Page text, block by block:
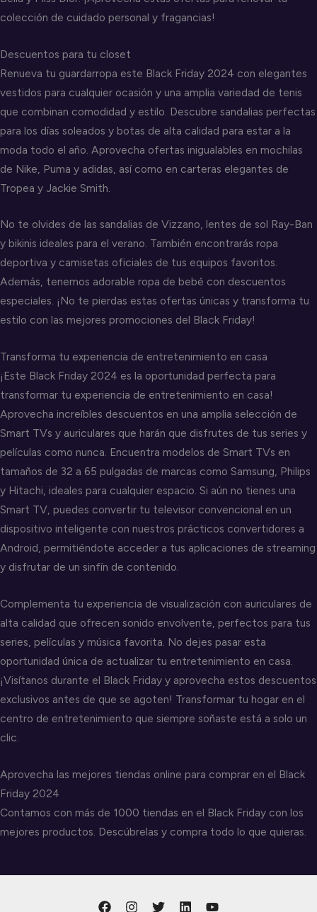
colección de cuidado personal y fragancias!
Descuentos para tu closet
Renueva tu guardarropa este Black Friday 2024 con elegantes
vestidos para cualquier ocasión y una amplia variedad de tenis
que combinan comodidad y estilo. Descubre sandalias perfectas
para los días soleados y botas de alta calidad para estar a la
moda todo el año. Aprovecha ofertas inigualables en mochilas
de Nike, Puma y adidas, así como en carteras elegantes de
Tropea y Jackie Smith.
No te olvides de las sandalias de Vizzano, lentes de sol Ray-Ban
y bikinis ideales para el verano. También encontrarás ropa
deportiva y camisetas oficiales de tus equipos favoritos.
Además, tenemos adorable ropa de bebé con descuentos
especiales. ¡No te pierdas estas ofertas únicas y transforma tu
estilo con las mejores promociones del Black Friday!
Transforma tu experiencia de entretenimiento en casa
¡Este Black Friday 2024 es la oportunidad perfecta para
transformar tu experiencia de entretenimiento en casa!
Aprovecha increíbles descuentos en una amplia selección de
Smart TVs y auriculares que harán que disfrutes de tus series y
películas como nunca. Encuentra modelos de Smart TVs en
tamaños de 32 a 65 pulgadas de marcas como Samsung, Philips
y Hitachi, ideales para cualquier espacio. Si aún no tienes una
Smart TV, puedes convertir tu televisor convencional en un
dispositivo inteligente con nuestros prácticos convertidores a
Android, permitiéndote acceder a tus aplicaciones de streaming
y disfrutar de un sinfín de contenido.
Complementa tu experiencia de visualización con auriculares de
alta calidad que ofrecen sonido envolvente, perfectos para tus
series, películas y música favorita. No dejes pasar esta
oportunidad única de actualizar tu entretenimiento en casa.
¡Visítanos durante el Black Friday y aprovecha estos descuentos
exclusivos antes de que se agoten! Transformar tu hogar en el
centro de entretenimiento que siempre soñaste está a solo un
clic.
Aprovecha las mejores tiendas online para comprar en el Black
Friday 2024
Contamos con más de 1000 tiendas en el Black Friday con los
mejores productos. Descúbrelas y compra todo lo que quieras.